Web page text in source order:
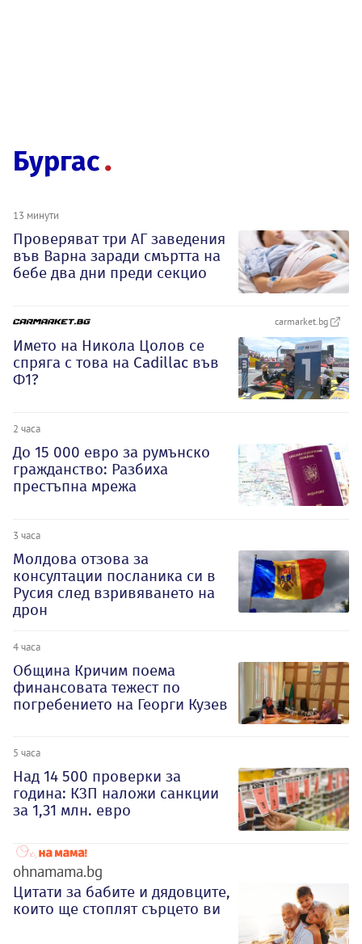
Бургас
13 минути
Проверяват три АГ заведения
във Варна заради смъртта на
бебе два дни преди секцио
carmarket.bg
Името на Никола Цолов се
спряга с това на Cadillac във
Ф1?
2 часа
До 15 000 евро за румънско
гражданство: Разбиха
престъпна мрежа
3 часа
Молдова отзова за
консултации посланика си в
Русия след взривяването на
дрон
4 часа
Община Кричим поема
финансовата тежест по
погребението на Георги Кузев
5 часа
Над 14 500 проверки за
година: КЗП наложи санкции
за 1,31 млн. евро
ohnamama.bg
Цитати за бабите и дядовците,
които ще стоплят сърцето ви